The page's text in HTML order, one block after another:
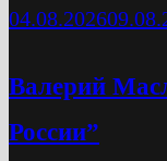
04.08.2026
Валерий
России”